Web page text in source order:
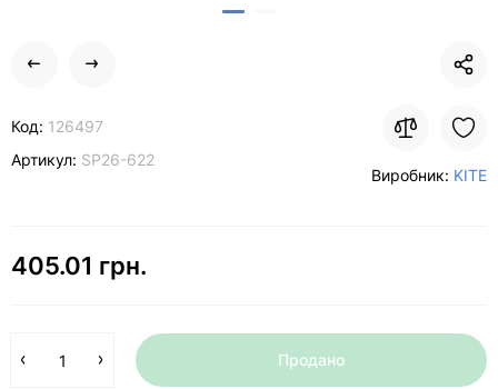
Код: 126497
Артикул: SP26-622
Виробник: KITE
405.01 грн.
Продано